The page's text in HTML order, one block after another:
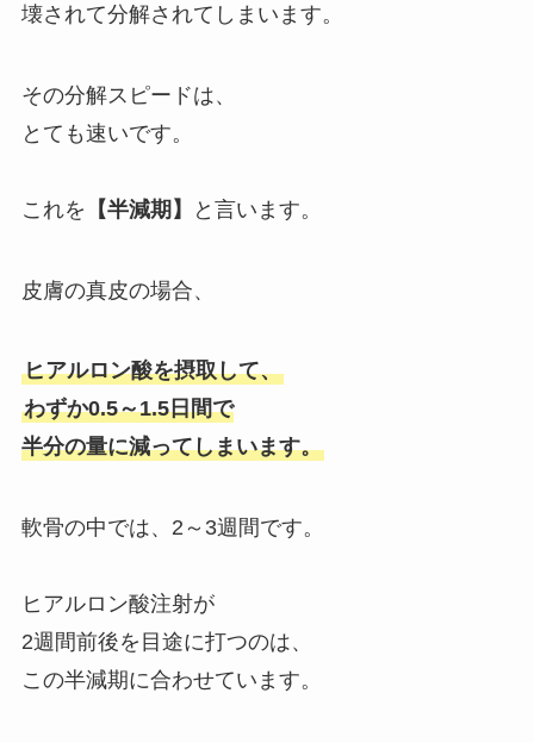
壊されて分解されてしまいます。
その分解スピードは、
とても速いです。
これを 【半減期】 と言います。
皮膚の真皮の場合、
ヒアルロン酸を摂取して、
わずか0.5～1.5日間で
半分の量に減ってしまいます。
軟骨の中では、2～3週間です。
ヒアルロン酸注射が
2週間前後を目途に打つのは、
この半減期に合わせています。